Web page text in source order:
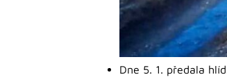
Dne 5. 1. předala